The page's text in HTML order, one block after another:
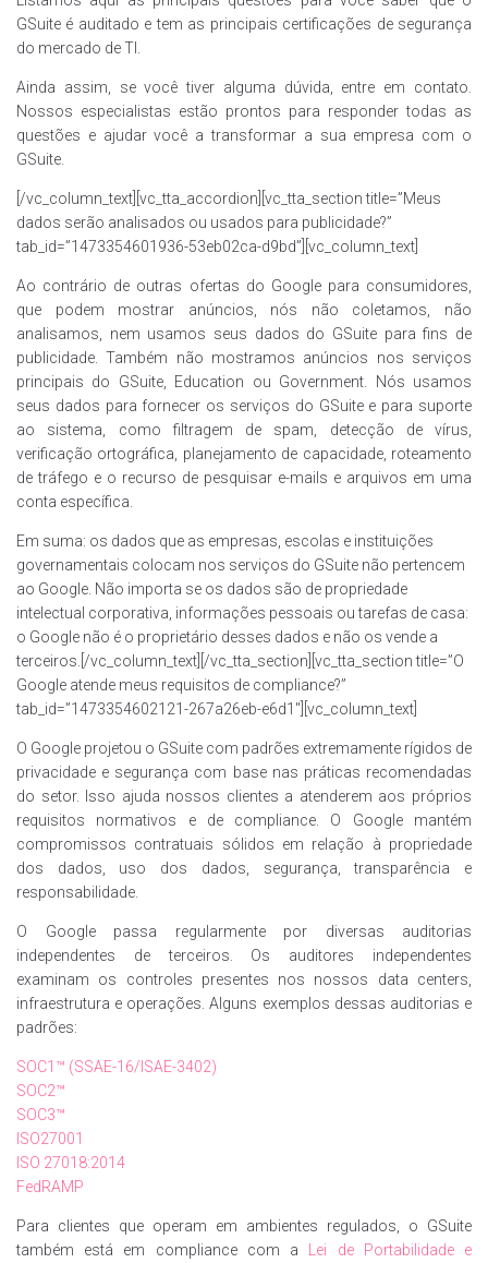
GSuite é auditado e tem as principais certificações de segurança
do mercado de TI.
Ainda assim, se você tiver alguma dúvida, entre em contato.
Nossos especialistas estão prontos para responder todas as
questões e ajudar você a transformar a sua empresa com o
GSuite.
[/vc_column_text][vc_tta_accordion][vc_tta_section title=”Meus
dados serão analisados ou usados para publicidade?”
tab_id=”1473354601936-53eb02ca-d9bd”][vc_column_text]
Ao contrário de outras ofertas do Google para consumidores,
que podem mostrar anúncios, nós não coletamos, não
analisamos, nem usamos seus dados do GSuite para fins de
publicidade. Também não mostramos anúncios nos serviços
principais do GSuite, Education ou Government. Nós usamos
seus dados para fornecer os serviços do GSuite e para suporte
ao sistema, como filtragem de spam, detecção de vírus,
verificação ortográfica, planejamento de capacidade, roteamento
de tráfego e o recurso de pesquisar e-mails e arquivos em uma
conta específica.
Em suma: os dados que as empresas, escolas e instituições
governamentais colocam nos serviços do GSuite não pertencem
ao Google. Não importa se os dados são de propriedade
intelectual corporativa, informações pessoais ou tarefas de casa:
o Google não é o proprietário desses dados e não os vende a
terceiros.[/vc_column_text][/vc_tta_section][vc_tta_section title=”O
Google atende meus requisitos de compliance?”
tab_id=”1473354602121-267a26eb-e6d1″][vc_column_text]
O Google projetou o GSuite com padrões extremamente rígidos de
privacidade e segurança com base nas práticas recomendadas
do setor. Isso ajuda nossos clientes a atenderem aos próprios
requisitos normativos e de compliance. O Google mantém
compromissos contratuais sólidos em relação à propriedade
dos dados, uso dos dados, segurança, transparência e
responsabilidade.
O Google passa regularmente por diversas auditorias
independentes de terceiros. Os auditores independentes
examinam os controles presentes nos nossos data centers,
infraestrutura e operações. Alguns exemplos dessas auditorias e
padrões:
SOC1™ (SSAE-16/ISAE-3402)
SOC2™
SOC3™
ISO27001
ISO 27018:2014
FedRAMP
Para clientes que operam em ambientes regulados, o GSuite
também está em compliance com a
Lei de Portabilidade e